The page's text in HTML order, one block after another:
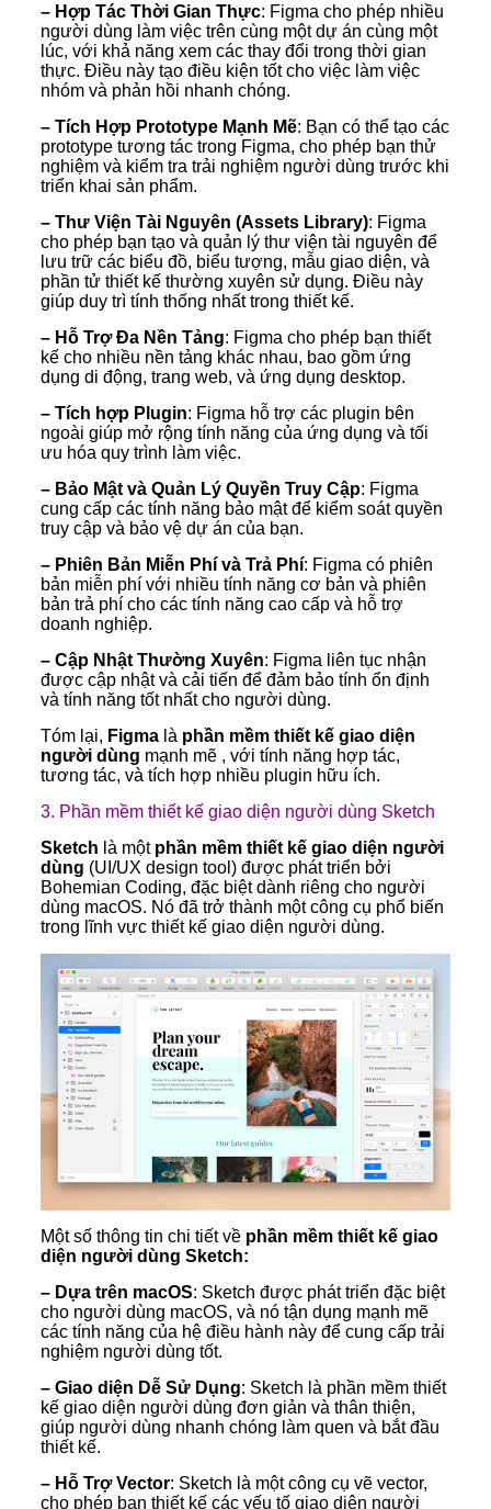
– Hợp Tác Thời Gian Thực: Figma cho phép nhiều
người dùng làm việc trên cùng một dự án cùng một
lúc, với khả năng xem các thay đổi trong thời gian
thực. Điều này tạo điều kiện tốt cho việc làm việc
nhóm và phản hồi nhanh chóng.
– Tích Hợp Prototype Mạnh Mẽ: Bạn có thể tạo các
prototype tương tác trong Figma, cho phép bạn thử
nghiệm và kiểm tra trải nghiệm người dùng trước khi
triển khai sản phẩm.
– Thư Viện Tài Nguyên (Assets Library): Figma
cho phép bạn tạo và quản lý thư viện tài nguyên để
lưu trữ các biểu đồ, biểu tượng, mẫu giao diện, và
phần tử thiết kế thường xuyên sử dụng. Điều này
giúp duy trì tính thống nhất trong thiết kế.
– Hỗ Trợ Đa Nền Tảng: Figma cho phép bạn thiết
kế cho nhiều nền tảng khác nhau, bao gồm ứng
dụng di động, trang web, và ứng dụng desktop.
– Tích hợp Plugin: Figma hỗ trợ các plugin bên
ngoài giúp mở rộng tính năng của ứng dụng và tối
ưu hóa quy trình làm việc.
– Bảo Mật và Quản Lý Quyền Truy Cập: Figma
cung cấp các tính năng bảo mật để kiểm soát quyền
truy cập và bảo vệ dự án của bạn.
– Phiên Bản Miễn Phí và Trả Phí: Figma có phiên
bản miễn phí với nhiều tính năng cơ bản và phiên
bản trả phí cho các tính năng cao cấp và hỗ trợ
doanh nghiệp.
– Cập Nhật Thường Xuyên: Figma liên tục nhận
được cập nhật và cải tiến để đảm bảo tính ổn định
và tính năng tốt nhất cho người dùng.
Tóm lại, Figmalà phần mềm thiết kế giao diện
người dùng mạnh mẽ , với tính năng hợp tác,
tương tác, và tích hợp nhiều plugin hữu ích.
3. Phần mềm thiết kế giao diện người dùng Sketch
Sketch là một phần mềm thiết kế giao diện người
dùng (UI/UX design tool) được phát triển bởi
Bohemian Coding, đặc biệt dành riêng cho người
dùng macOS. Nó đã trở thành một công cụ phổ biến
trong lĩnh vực thiết kế giao diện người dùng.
Một số thông tin chi tiết vềphần mềm thiết kế giao
diện người dùng Sketch:
– Dựa trên macOS: Sketch được phát triển đặc biệt
cho người dùng macOS, và nó tận dụng mạnh mẽ
các tính năng của hệ điều hành này để cung cấp trải
nghiệm người dùng tốt.
– Giao diện Dễ Sử Dụng: Sketch là phần mềm thiết
kế giao diện người dùng đơn giản và thân thiện,
giúp người dùng nhanh chóng làm quen và bắt đầu
thiết kế.
– Hỗ Trợ Vector: Sketch là một công cụ vẽ vector,
cho phép bạn thiết kế các yếu tố giao diện người